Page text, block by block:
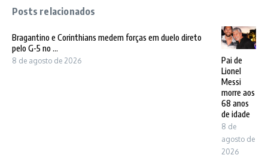
Posts relacionados
Bragantino e Corinthians medem forças em duelo direto
pelo G-5 no ...
8 de agosto de 2026
Pai de
Lionel
Messi
morre aos
68 anos
de idade
8 de
agosto de
2026